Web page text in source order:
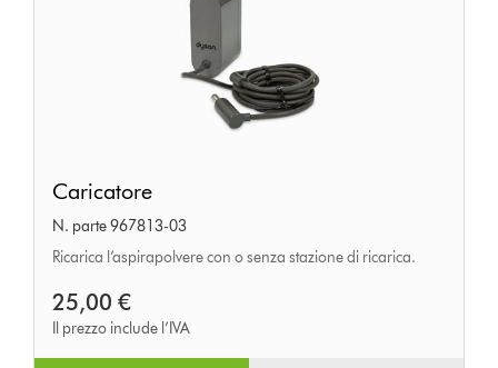
Caricatore
N. parte 967813-03
Ricarica l’aspirapolvere con o senza stazione di ricarica.
25,00 €
Il prezzo include l’IVA